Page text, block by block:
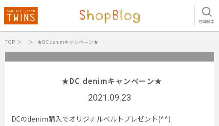
店舗検索
TOP ★DC denimキャンペーン★
★DC denimキャンペーン★
2021.09.23
DCのdenim購入でオリジナルベルトプレゼント(^^)